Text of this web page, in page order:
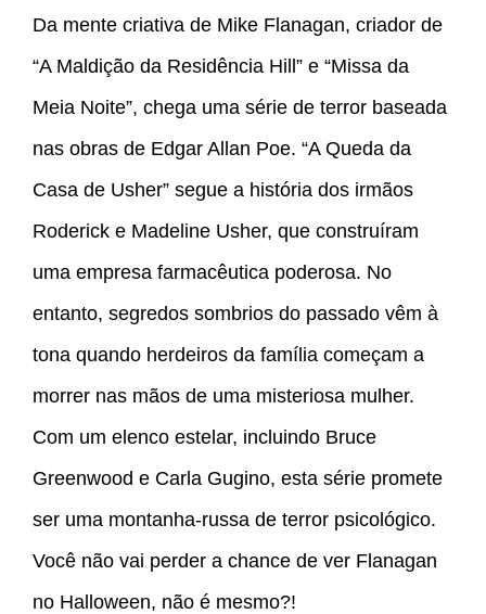
Da mente criativa de Mike Flanagan, criador de
“A Maldição da Residência Hill” e “Missa da
Meia Noite”, chega uma série de terror baseada
nas obras de Edgar Allan Poe. “A Queda da
Casa de Usher” segue a história dos irmãos
Roderick e Madeline Usher, que construíram
uma empresa farmacêutica poderosa. No
entanto, segredos sombrios do passado vêm à
tona quando herdeiros da família começam a
morrer nas mãos de uma misteriosa mulher.
Com um elenco estelar, incluindo Bruce
Greenwood e Carla Gugino, esta série promete
ser uma montanha-russa de terror psicológico.
Você não vai perder a chance de ver Flanagan
no Halloween, não é mesmo?!